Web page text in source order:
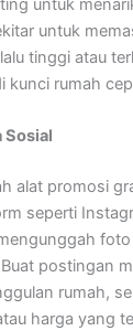
untuk
untuk
tinggi atau
kunci rumah
Sosial
alat promosi
seperti
postingan
rumah,
harga yang